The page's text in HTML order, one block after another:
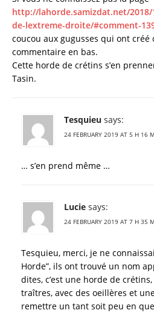
http://lahorde.samizdat.net/2018/
de-lextreme-droite/#comment-
coucou aux gugusses qui ont créé
commentaire en bas.
Cette horde de crétins s’en
Tasin.
Tesquieu says:
24 FEBRUARY 2019 AT 5 H 16
… s’en prend même …
Lucie says:
24 FEBRUARY 2019 AT 7 H 35
Tesquieu, merci, je ne
Horde”, ils ont trouvé un nom
dites, c’est une horde de
traîtres, avec des oeillères et
remettre un tant soit peu en